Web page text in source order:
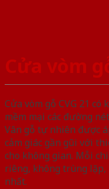
Cửa vòm
Cửa vòm gỗ CVG 21
mềm mại các đường
Vân gỗ tự nhiên được
cảm giác gần gũi với
cho không gian. Mỗi
riêng, không trùng
nhất.